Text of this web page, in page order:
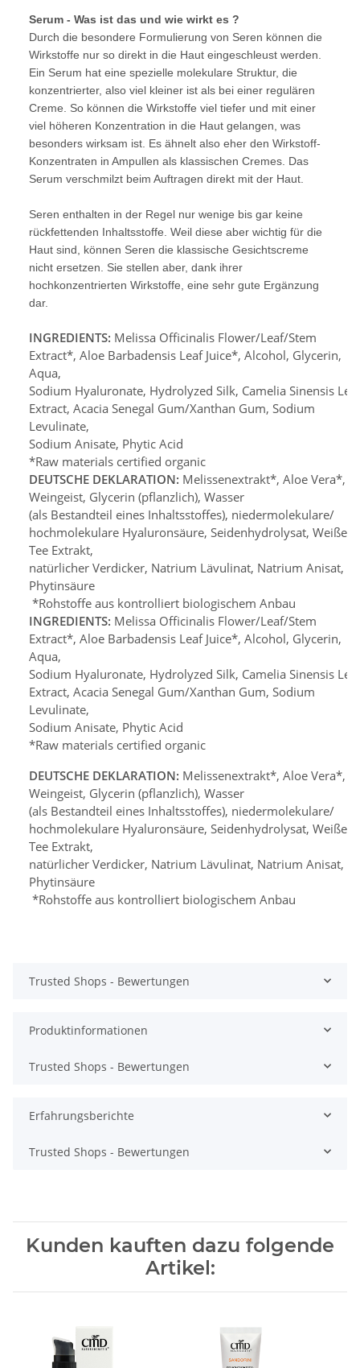
Serum - Was ist das und wie wirkt es ?
Durch die besondere Formulierung von Seren können die
Wirkstoffe nur so direkt in die Haut eingeschleust werden.
Ein Serum hat eine spezielle molekulare Struktur, die
konzentrierter, also viel kleiner ist als bei einer regulären
Creme. So können die Wirkstoffe viel tiefer und mit einer
viel höheren Konzentration in die Haut gelangen, was
besonders wirksam ist. Es ähnelt also eher den Wirkstoff-
Konzentraten in Ampullen als klassischen Cremes. Das
Serum verschmilzt beim Auftragen direkt mit der Haut.
Seren enthalten in der Regel nur wenige bis gar keine
rückfettenden Inhaltsstoffe. Weil diese aber wichtig für die
Haut sind, können Seren die klassische Gesichtscreme
nicht ersetzen. Sie stellen aber, dank ihrer
hochkonzentrierten Wirkstoffe, eine sehr gute Ergänzung
dar.
INGREDIENTS: Melissa Officinalis Flower/Leaf/Stem
Extract*, Aloe Barbadensis Leaf Juice*, Alcohol, Glycerin,
Aqua,
Sodium Hyaluronate, Hydrolyzed Silk, Camelia Sinensis Leaf
Extract, Acacia Senegal Gum/Xanthan Gum, Sodium
Levulinate,
Sodium Anisate, Phytic Acid
*Raw materials certified organic
DEUTSCHE DEKLARATION: Melissenextrakt*, Aloe Vera*,
Weingeist, Glycerin (pflanzlich), Wasser
(als Bestandteil eines Inhaltsstoffes), niedermolekulare/
hochmolekulare Hyaluronsäure, Seidenhydrolysat, Weißer
Tee Extrakt,
natürlicher Verdicker, Natrium Lävulinat, Natrium Anisat,
Phytinsäure
*Rohstoffe aus kontrolliert biologischem Anbau
INGREDIENTS: Melissa Officinalis Flower/Leaf/Stem
Extract*, Aloe Barbadensis Leaf Juice*, Alcohol, Glycerin,
Aqua,
Sodium Hyaluronate, Hydrolyzed Silk, Camelia Sinensis Leaf
Extract, Acacia Senegal Gum/Xanthan Gum, Sodium
Levulinate,
Sodium Anisate, Phytic Acid
*Raw materials certified organic
DEUTSCHE DEKLARATION: Melissenextrakt*, Aloe Vera*,
Weingeist, Glycerin (pflanzlich), Wasser
(als Bestandteil eines Inhaltsstoffes), niedermolekulare/
hochmolekulare Hyaluronsäure, Seidenhydrolysat, Weißer
Tee Extrakt,
natürlicher Verdicker, Natrium Lävulinat, Natrium Anisat,
Phytinsäure
*Rohstoffe aus kontrolliert biologischem Anbau
Trusted Shops - Bewertungen
Produktinformationen
Trusted Shops - Bewertungen
Erfahrungsberichte
Trusted Shops - Bewertungen
Kunden kauften dazu folgende
Artikel: